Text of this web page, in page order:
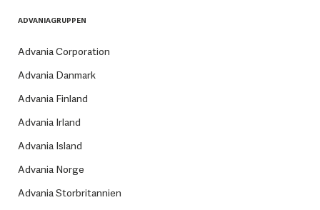
ADVANIAGRUPPEN
Advania Corporation
Advania Danmark
Advania Finland
Advania Irland
Advania Island
Advania Norge
Advania Storbritannien